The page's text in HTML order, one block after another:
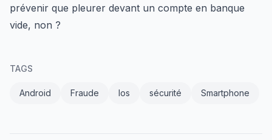
prévenir que pleurer devant un compte en banque
vide, non ?
TAGS
Android Fraude Ios sécurité Smartphone